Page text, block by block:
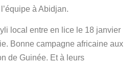
à Abidjan.
local entre en lice le 18 janvier
Bonne campagne africaine aux
de Guinée. Et à leurs